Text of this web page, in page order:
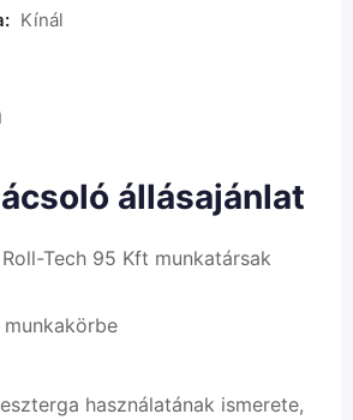
Kínál
állásajánlat
Tech 95 Kft munkatársak
használatának ismerete,